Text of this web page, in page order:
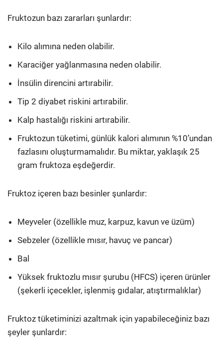
Fruktozun bazı zararları şunlardır:
Kilo alımına neden olabilir.
Karaciğer yağlanmasına neden olabilir.
İnsülin direncini artırabilir.
Tip 2 diyabet riskini artırabilir.
Kalp hastalığı riskini artırabilir.
Fruktozun tüketimi, günlük kalori alımının %10’undan
fazlasını oluşturmamalıdır. Bu miktar, yaklaşık 25
gram fruktoza eşdeğerdir.
Fruktoz içeren bazı besinler şunlardır:
Meyveler (özellikle muz, karpuz, kavun ve üzüm)
Sebzeler (özellikle mısır, havuç ve pancar)
Bal
Yüksek fruktozlu mısır şurubu (HFCS) içeren ürünler
(şekerli içecekler, işlenmiş gıdalar, atıştırmalıklar)
Fruktoz tüketiminizi azaltmak için yapabileceğiniz bazı
şeyler şunlardır: